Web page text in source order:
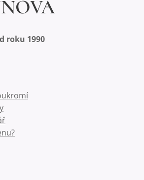
roku 1990